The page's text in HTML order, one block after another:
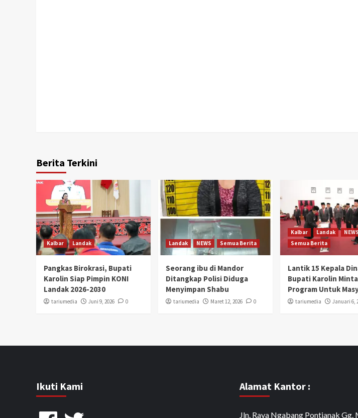
Berita Terkini
Kalbar Landak
Pangkas Birokrasi, Bupati
Karolin Siap Pimpin KONI
Landak 2026-2030
tariumedia Juni 9, 2026 0
Landak NEWS Semua Berita
Seorang ibu di Mandor
Ditangkap Polisi Diduga
Menyimpan Shabu
tariumedia Maret 12, 2026 0
Kalbar Landak
NEWS
Semua Berita
Lantik 15 Kepala
Bupati Karolin
Program Untuk
tariumedia Januari 6,
Ikuti Kami
FacebookTwitter
Alamat Kantor :
Jln. Raya Ngabang Pontianak